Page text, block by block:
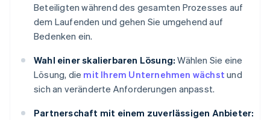
Beteiligten während des gesamten Prozesses auf
dem Laufenden und gehen Sie umgehend auf
Bedenken ein.
Wahl einer skalierbaren Lösung: Wählen Sie eine
Lösung, die mit Ihrem Unternehmen wächst und
sich an veränderte Anforderungen anpasst.
Partnerschaft mit einem zuverlässigen Anbieter: